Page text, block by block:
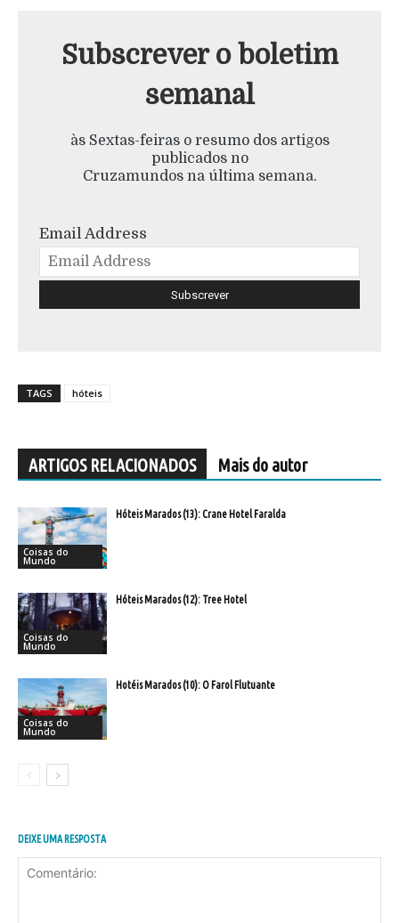
Subscrever o boletim
semanal
às Sextas-feiras o resumo dos artigos
publicados no
Cruzamundos na última semana.
Email Address
TAGS hóteis
ARTIGOS RELACIONADOS Mais do autor
Coisas do
Mundo
Hóteis Marados (13): Crane Hotel Faralda
Coisas do
Mundo
Hóteis Marados (12): Tree Hotel
Coisas do
Mundo
Hotéis Marados (10): O Farol Flutuante
DEIXE UMA RESPOSTA